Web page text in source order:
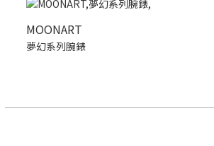
MOONART
夢幻系列腕錶